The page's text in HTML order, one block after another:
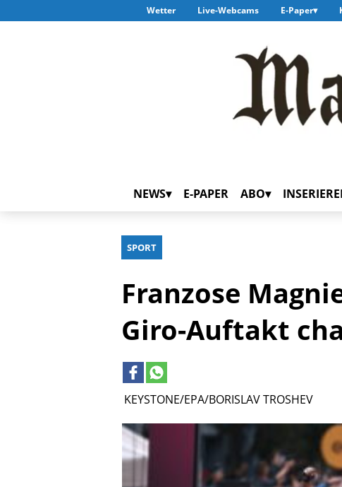
Wetter Live-Webcams E-Paper
NEWS E-PAPER ABO
SPORT
KEYSTONE/EPA/BORISLAV TROSHEV
Franzose
Giro-Auftakt